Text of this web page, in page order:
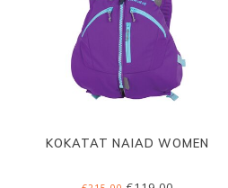
KOKATAT NAIAD WOMEN